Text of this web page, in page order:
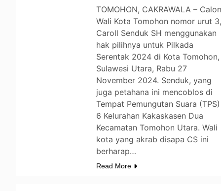
TOMOHON, CAKRAWALA –
Wali Kota Tomohon nomor urut
Caroll Senduk SH menggunakan
hak pilihnya untuk Pilkada
Serentak 2024 di Kota Tomohon,
Sulawesi Utara, Rabu 27
November 2024. Senduk, yang
juga petahana ini mencoblos di
Tempat Pemungutan Suara (TPS)
6 Kelurahan Kakaskasen Dua
Kecamatan Tomohon Utara. Wali
kota yang akrab disapa CS ini
berharap…
Read More